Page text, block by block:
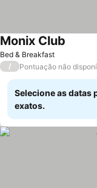
Bed & Breakfast
Monix Club
/ Pontuação não
Selecione as datas
exatos.